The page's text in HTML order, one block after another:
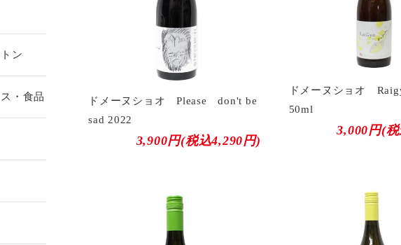
ドメーヌショオ Please don't be
sad 2022
3,900円(税込4,290円)
ドメーヌショオ
50ml
3,000円(
ン
・食品